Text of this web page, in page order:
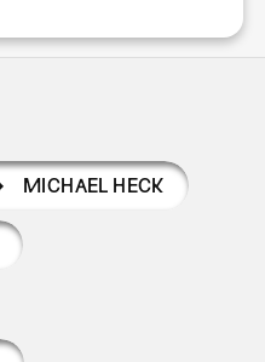
MICHAEL HECK